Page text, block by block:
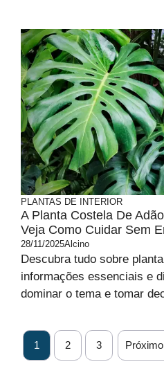
PLANTAS DE INTERIOR
A Planta Costela De
Veja Como Cuidar Sem
28/11/2025Alcino
Descubra tudo sobre
informações essenciais e
dominar o tema e tomar
1 2 3 Próximo